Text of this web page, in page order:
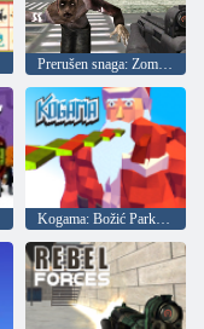
Prerušen snaga: Zombi Survival
Kogama: Božić Parkour